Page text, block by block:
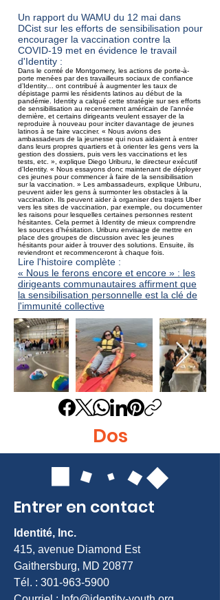
Un rapport du WAMU du 12 mai dans
DCist sur les efforts de sensibilisation pour
encourager la vaccination contre la
COVID-19 met en évidence le travail
d'Identity :
Dans le comté de Montgomery, les actions de porte-à-
porte menées par des travailleurs sociaux de confiance
d’Identity… ont contribué à augmenter les taux de
dépistage parmi les résidents latinos au début de la
pandémie. Identity a calqué cette stratégie sur ses efforts
de sensibilisation au recensement américain de l’année
dernière, et certains dirigeants veulent essayer de la
reproduire à nouveau pour inciter davantage de jeunes
latinos à se faire vacciner. « Nous avions des
ambassadeurs de la jeunesse qui nous aidaient à entrer
dans leurs propres quartiers et à orienter les gens vers la
gestion des dossiers, puis vers les vaccinations et les
tests, etc. », explique Diego Uriburu, le directeur exécutif
d’Identity. « Nous essayons donc maintenant de déployer
ces jeunes pour commencer à faire de la sensibilisation
sur la vaccination. » Les ambassadeurs, explique Uriburu,
peuvent aider les gens à surmonter les obstacles à la
vaccination. Ils peuvent aider à organiser des trajets Uber
vers les sites de vaccination, par exemple, ou documenter
les raisons pour lesquelles certaines personnes restent
hésitantes. Cela permet à Identity de mieux comprendre
les sources d’hésitation. Uriburu envisage de mettre en
place des groupes de discussion avec les jeunes
hésitants pour aider à trouver des solutions. Ensuite, ils
reviendront et recommenceront à chaque fois.
Lire l'histoire complète :
« Nous le ferons encore et encore » : les
dirigeants communautaires affirment que
la sensibilisation personnelle est la clé de
l'immunité collective
Dos
Entrer en contact
Identité, Inc.
415, avenue Diamond Est
Gaithersburg, MD 20877
Tél. : 301-963-5900